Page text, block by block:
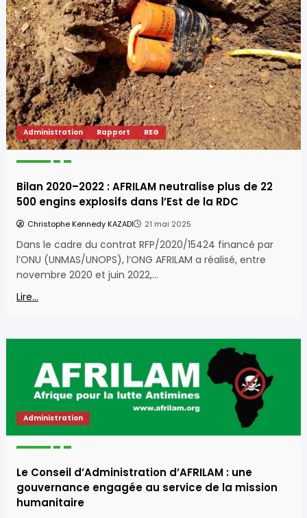
Administration Rapport REG
Bilan 2020–2022 : AFRILAM neutralise plus de 22
500 engins explosifs dans l’Est de la RDC
Christophe Kennedy KAZADI 21 mai 2025
Dans le cadre du contrat RFP/2020/15424 financé par
l’ONU (UNMAS/UNOPS), l’ONG AFRILAM a réalisé, entre
novembre 2020 et juin 2022,…
Lire...
Administration
Le Conseil d’Administration d’AFRILAM : une
gouvernance engagée au service de la mission
humanitaire